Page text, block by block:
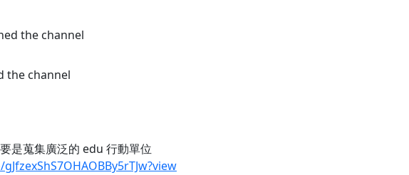
the channel
the channel
是蒐集廣泛的 edu 行動單位